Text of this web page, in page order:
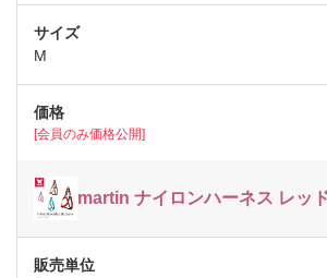
M
[会員のみ価格公開]
martin ナイロンハーネス レッ